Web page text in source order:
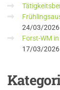
24/03/2026
Forst-WM
17/03/2026